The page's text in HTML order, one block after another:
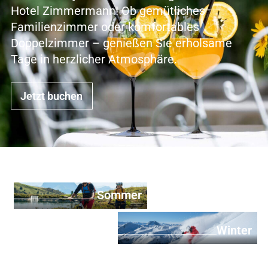
Hotel Zimmermann! Ob gemütliches
Familienzimmer oder komfortables
Doppelzimmer – genießen Sie erholsame
Tage in herzlicher Atmosphäre.
Jetzt buchen
Sommer
Winter